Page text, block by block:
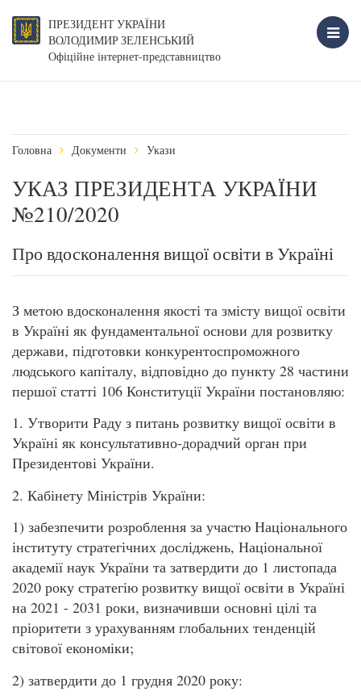
ПРЕЗИДЕНТ УКРАЇНИ
ВОЛОДИМИР ЗЕЛЕНСЬКИЙ
Офіційне інтернет-представництво
Головна Документи Укази
УКАЗ ПРЕЗИДЕНТА УКРАЇНИ
№210/2020
Про вдосконалення вищої освіти в Україні
З метою вдосконалення якості та змісту вищої освіти
в Україні як фундаментальної основи для розвитку
держави, підготовки конкурентоспроможного
людського капіталу, відповідно до пункту 28 частини
першої статті 106 Конституції України постановляю:
1. Утворити Раду з питань розвитку вищої освіти в
Україні як консультативно-дорадчий орган при
Президентові України.
2. Кабінету Міністрів України:
1) забезпечити розроблення за участю Національного
інституту стратегічних досліджень, Національної
академії наук України та затвердити до 1 листопада
2020 року стратегію розвитку вищої освіти в Україні
на 2021 - 2031 роки, визначивши основні цілі та
пріоритети з урахуванням глобальних тенденцій
світової економіки;
2) затвердити до 1 грудня 2020 року: